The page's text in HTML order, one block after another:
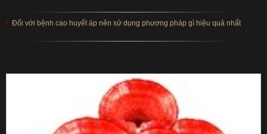
Đối với bệnh cao huyết áp nên sử dụng phương pháp gì hiệu quả nhất